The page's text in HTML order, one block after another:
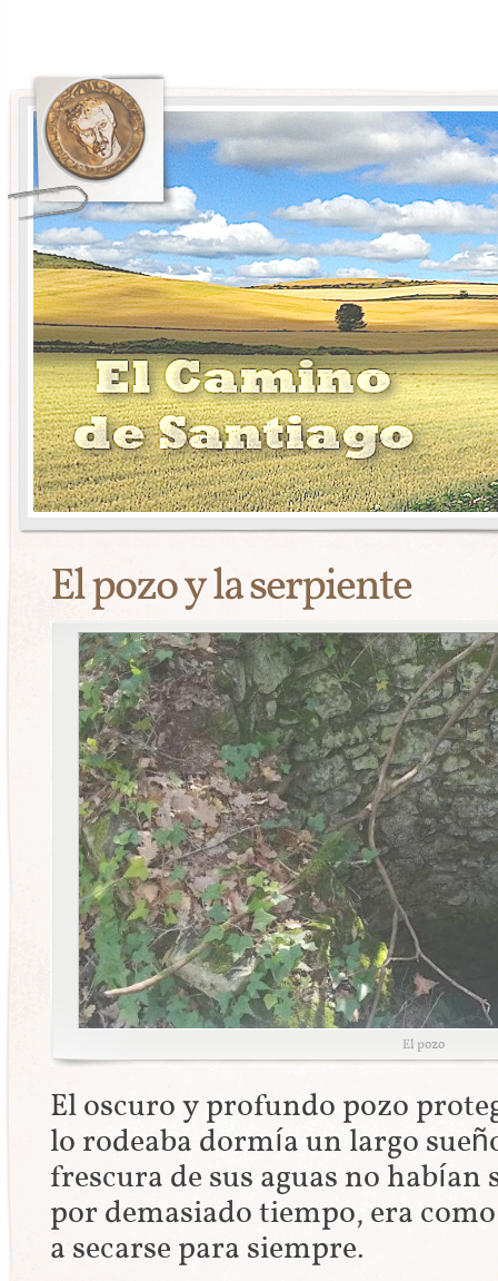
El pozo y la serpiente
El pozo
El oscuro y profundo pozo
lo rodeaba dormía un largo
frescura de sus aguas no habían
por demasiado tiempo, era
a secarse para siempre.